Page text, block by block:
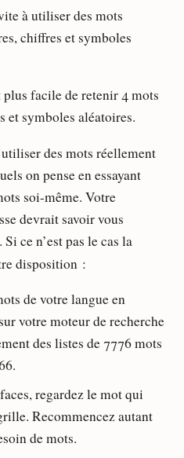
à utiliser des mots
chiffres et symboles
facile de retenir 4 mots
et symboles aléatoires.
des mots réellement
on pense en essayant
soi-même. Votre
devrait savoir vous
ce n’est pas le cas la
disposition :
de votre langue en
votre moteur de recherche
des listes de 7776 mots
regardez le mot qui
Recommencez autant
de mots.